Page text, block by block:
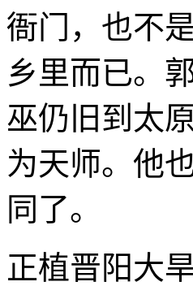
衙门，也不
乡里而已。
巫仍旧到太
为天师。他
同了。
正植晋阳大